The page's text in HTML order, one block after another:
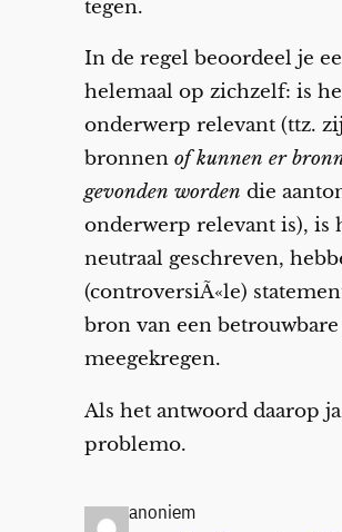
tegen.
In de regel beoordeel je
helemaal op zichzelf: is
onderwerp relevant (ttz.
bronnen of kunnen er
gevonden worden die
onderwerp relevant is), is
neutraal geschreven,
(controversiÃ«le)
bron van een
meegekregen.
Als het antwoord daarop
problemo.
anoniem